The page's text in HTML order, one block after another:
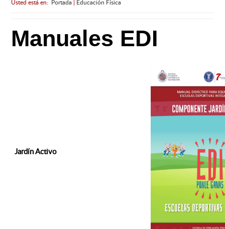
Usted está en: Portada| Educación Física
Manuales EDI
Jardín Activo